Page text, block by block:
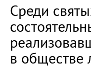
Среди
в обществе